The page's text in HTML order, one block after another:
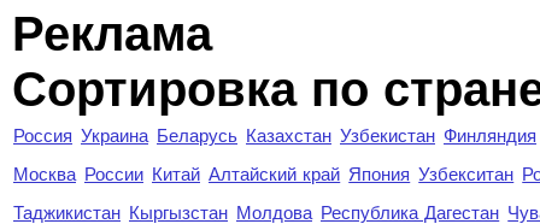
Реклама
Сортировка по
Россия Украина Беларусь Казахстан Узбекистан Финляндия
Москва России Китай Алтайский край Япония Узбекситан
Таджикистан Кыргызстан Молдова Республика Дагестан